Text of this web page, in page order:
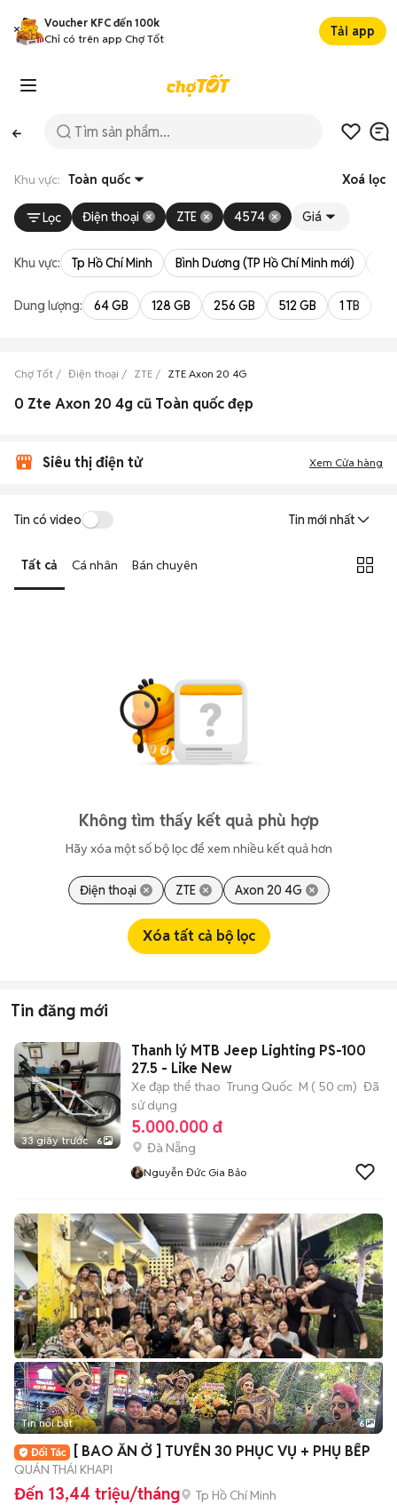
Voucher KFC đến 100k
Chỉ có trên app Chợ Tốt
Tải app
Khu vực: Toàn quốc Xoá lọc
Lọc Điện thoại ZTE 4574 Giá
Khu vực: Tp Hồ Chí Minh Bình Dương (TP Hồ Chí Minh mới)
Dung lượng: 64 GB 128 GB 256 GB 512 GB 1 TB
Chợ Tốt Điện thoại ZTE ZTE Axon 20 4G
0 Zte Axon 20 4g cũ Toàn quốc đẹp
Siêu thị điện tử Xem Cửa hàng
Tin có video Tin mới nhất
Tất cả Cá nhân Bán chuyên
Không tìm thấy kết quả phù hợp
Hãy xóa một số bộ lọc để xem nhiều kết quả hơn
Điện thoại ZTE Axon 20 4G
Xóa tất cả bộ lọc
Tin đăng mới
33 giây trước 6
Thanh lý MTB Jeep Lighting PS-100
27.5 - Like New
Xe đạp thể thao Trung Quốc M ( 50 cm) Đã
sử dụng
5.000.000 đ
Đà Nẵng
Nguyễn Đức Gia Bảo
+2
Tin nổi bật 6
[ BAO ĂN Ở ] TUYỂN 30 PHỤC VỤ + PHỤ BẾP
QUÁN THÁI KHAPI
Đến 13,44 triệu/tháng Tp Hồ Chí Minh